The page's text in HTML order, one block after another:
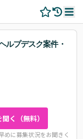
ルプデスク案件・
く（無料）
めに募集状況をお聞きく